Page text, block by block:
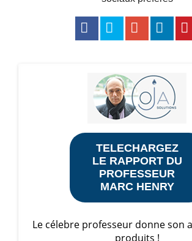
TELECHARGEZ
LE RAPPORT DU
PROFESSEUR
MARC HENRY
Le célebre professeur donne son
produits !